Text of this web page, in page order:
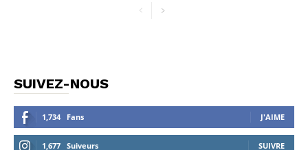
SUIVEZ-NOUS
1,734 Fans J'AIME
1,677 Suiveurs SUIVRE